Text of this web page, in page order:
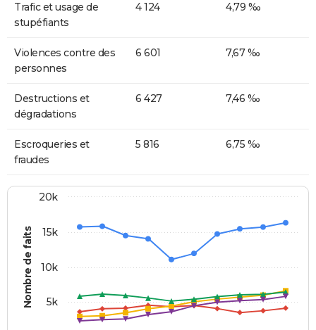
Trafic et usage de
stupéfiants
4 124 4,79 ‰
Violences contre des
personnes
6 601 7,67 ‰
Destructions et
dégradations
6 427 7,46 ‰
Escroqueries et
fraudes
5 816 6,75 ‰
Nombre de faits 5k
10k
15k
20k